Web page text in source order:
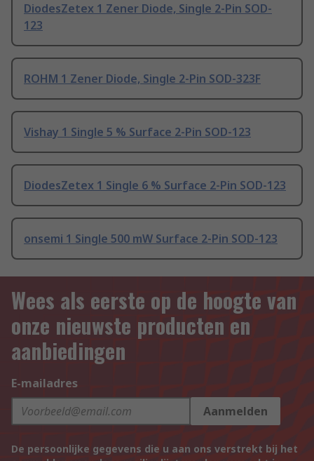
DiodesZetex 1 Zener Diode, Single 2-Pin SOD-
123
ROHM 1 Zener Diode, Single 2-Pin SOD-323F
Vishay 1 Single 5 % Surface 2-Pin SOD-123
DiodesZetex 1 Single 6 % Surface 2-Pin SOD-123
onsemi 1 Single 500 mW Surface 2-Pin SOD-123
Wees als eerste op de hoogte van
onze nieuwste producten en
aanbiedingen
E-mailadres
Aanmelden
De persoonlijke gegevens die u aan ons verstrekt bij het